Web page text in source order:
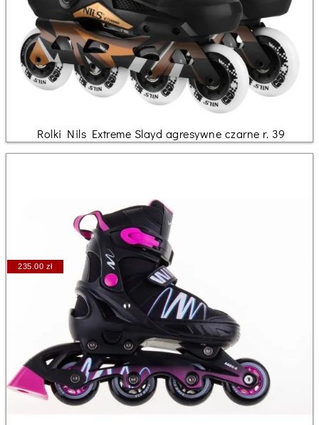
Rolki Nils Extreme Slayd agresywne czarne r. 39
235.00 zł